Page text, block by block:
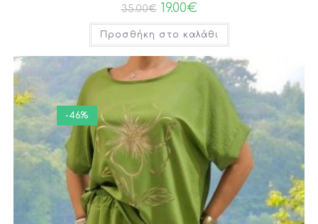
35.00€ 19.00€
Προσθήκη στο καλάθι
-46%